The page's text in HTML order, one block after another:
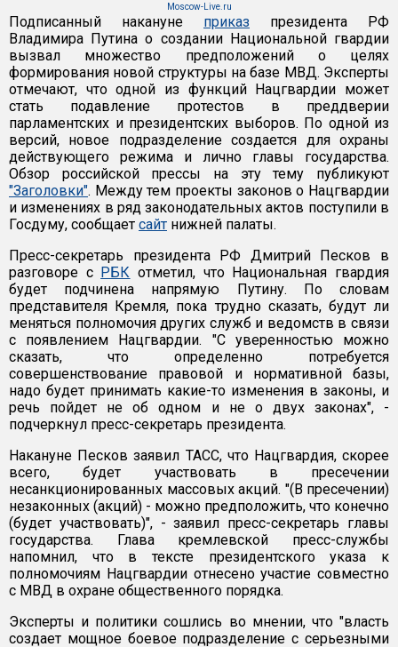
Moscow-Live.ru
Подписанный накануне приказ президента РФ
Владимира Путина о создании Национальной гвардии
вызвал множество предположений о целях
формирования новой структуры на базе МВД. Эксперты
отмечают, что одной из функций Нацгвардии может
стать подавление протестов в преддверии
парламентских и президентских выборов. По одной из
версий, новое подразделение создается для охраны
действующего режима и лично главы государства.
Обзор российской прессы на эту тему публикуют
"Заголовки". Между тем проекты законов о Нацгвардии
и изменениях в ряд законодательных актов поступили в
Госдуму, сообщает сайт нижней палаты.
Пресс-секретарь президента РФ Дмитрий Песков в
разговоре с РБК отметил, что Национальная гвардия
будет подчинена напрямую Путину. По словам
представителя Кремля, пока трудно сказать, будут ли
меняться полномочия других служб и ведомств в связи
с появлением Нацгвардии. "С уверенностью можно
сказать, что определенно потребуется
совершенствование правовой и нормативной базы,
надо будет принимать какие-то изменения в законы, и
речь пойдет не об одном и не о двух законах", -
подчеркнул пресс-секретарь президента.
Накануне Песков заявил ТАСС, что Нацгвардия, скорее
всего, будет участвовать в пресечении
несанкционированных массовых акций. "(В пресечении)
незаконных (акций) - можно предположить, что конечно
(будет участвовать)", - заявил пресс-секретарь главы
государства. Глава кремлевской пресс-службы
напомнил, что в тексте президентского указа к
полномочиям Нацгвардии отнесено участие совместно
с МВД в охране общественного порядка.
Эксперты и политики сошлись во мнении, что "власть
создает мощное боевое подразделение с серьезными